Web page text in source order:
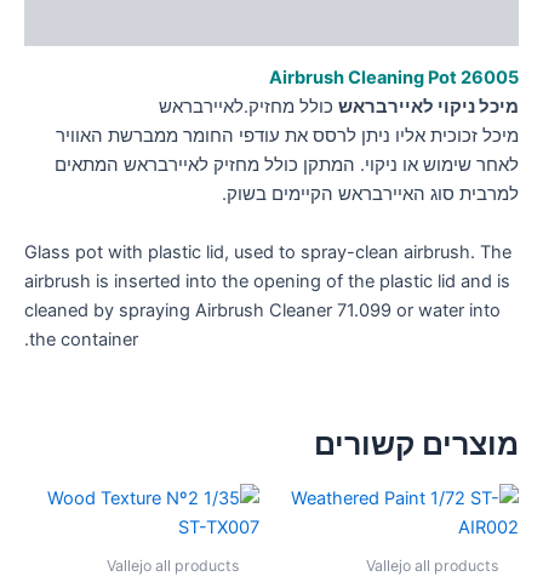
Airbrush Cleaning Pot 26005
מיכל ניקוי לאיירבראש כולל מחזיק.לאיירבראש
מיכל זכוכית אליו ניתן לרסס את עודפי החומר ממברשת האוויר
לאחר שימוש או ניקוי. המתקן כולל מחזיק לאיירבראש המתאים
למרבית סוג האיירבראש הקיימים בשוק.
Glass pot with plastic lid, used to spray-clean airbrush. The
airbrush is inserted into the opening of the plastic lid and is
cleaned by spraying Airbrush Cleaner 71.099 or water into
the container.
מוצרים קשורים
Vallejo all products
Vallejo all products